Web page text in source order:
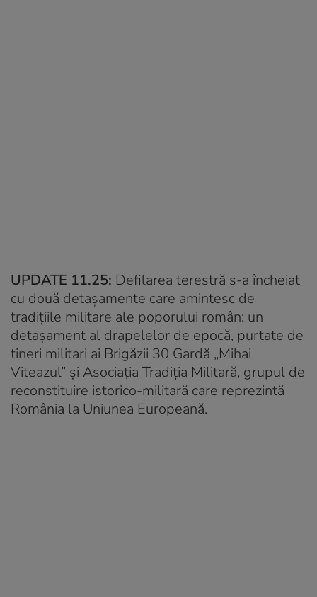
UPDATE 11.25: Defilarea terestră s-a încheiat
cu două detaşamente care amintesc de
tradiţiile militare ale poporului român: un
detaşament al drapelelor de epocă, purtate de
tineri militari ai Brigăzii 30 Gardă „Mihai
Viteazul” şi Asociaţia Tradiţia Militară, grupul de
reconstituire istorico-militară care reprezintă
România la Uniunea Europeană.